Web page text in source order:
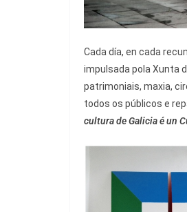
Cada día, en cada
impulsada pola Xunta
patrimoniais, maxia,
todos os públicos e
cultura de Galicia é un